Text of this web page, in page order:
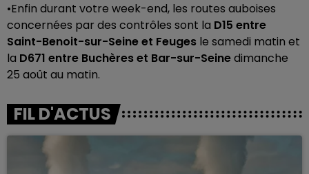
•Enfin durant votre week-end, les routes auboises
concernées par des contrôles sont la D15 entre
Saint-Benoit-sur-Seine et Feuges le samedi matin et
la D671 entre Buchères et Bar-sur-Seinedimanche
25 août au matin.
FIL D'ACTUS